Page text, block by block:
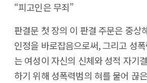
“피고인은 무죄”
판결문 첫 장의 이 판결 주문은 중상
인정을 바로잡음으로써, 그리고 성
는 여성이 자신의 신체와 성적 자기
하기 위해 성폭력범의 혀를 물어 끊